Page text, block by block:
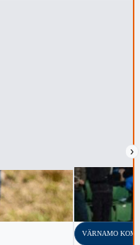
›
VÄRNAMO